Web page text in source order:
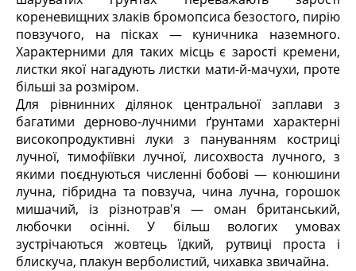
кореневищних злаків бромопсиса безостого, пирію
повзучого, на пісках — куничника наземного.
Характерними для таких місць є зарості кремени,
листки якої нагадують листки мати-й-мачухи, проте
більші за розміром.
Для рівнинних ділянок центральної заплави з
багатими дерново-лучними ґрунтами характерні
високопродуктивні луки з пануванням костриці
лучної, тимофіївки лучної, лисохвоста лучного, з
якими поєднуються численні бобові — конюшини
лучна, гібридна та повзуча, чина лучна, горошок
мишачий, із різнотрав'я — оман британський,
любочки осінні. У більш вологих умовах
зустрічаються жовтець їдкий, рутвиці проста і
блискуча, плакун верболистий, чихавка звичайна.